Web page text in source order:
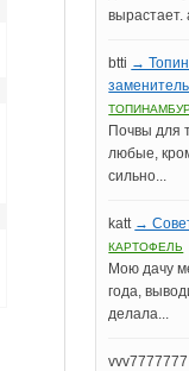
вырастает.
btti →
Почвы для
любые,
сильно...
katt →
КАРТОФЕЛЬ
Мою дачу
года,
делала...
vvv7777777